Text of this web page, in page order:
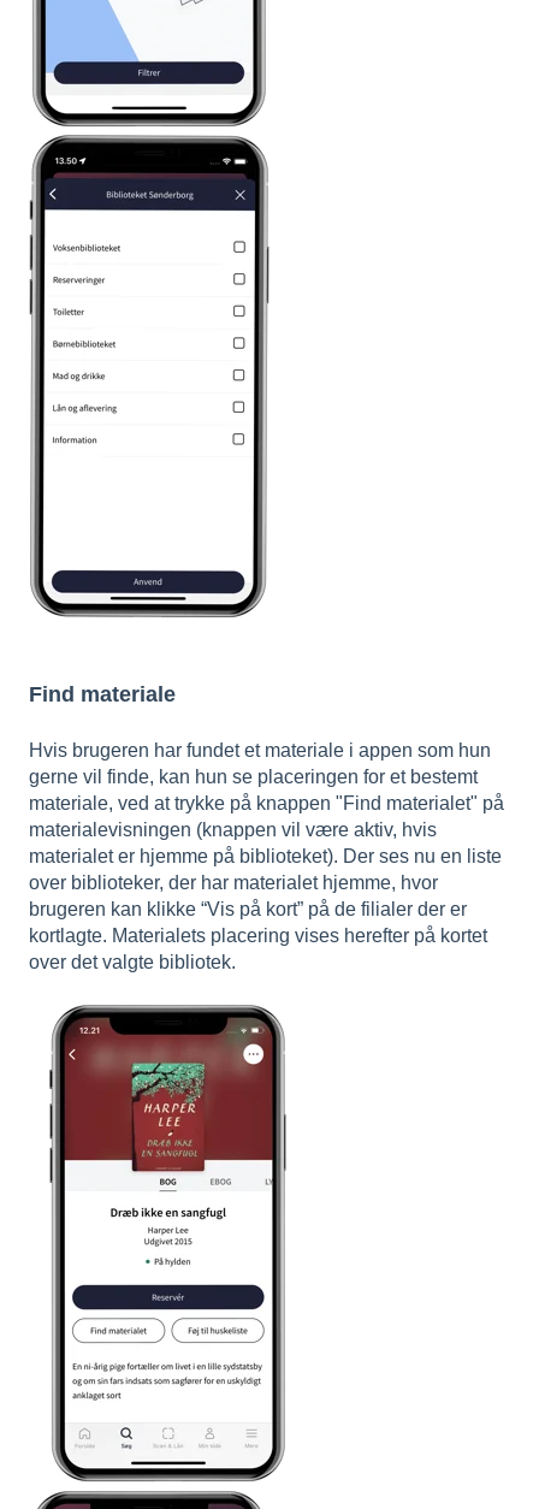
Find materiale
Hvis brugeren har fundet et materiale i appen som hun
gerne vil finde, kan hun se placeringen for et bestemt
materiale, ved at trykke på knappen "Find materialet" på
materialevisningen (knappen vil være aktiv, hvis
materialet er hjemme på biblioteket). Der ses nu en liste
over biblioteker, der har materialet hjemme, hvor
brugeren kan klikke “Vis på kort” på de filialer der er
kortlagte. Materialets placering vises herefter på kortet
over det valgte bibliotek.